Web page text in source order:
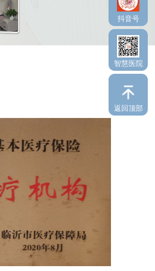
抖音号
智慧医院
返回顶部